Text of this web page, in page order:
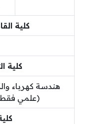
كلية
كلية
هندسة كهرباء
(علمي